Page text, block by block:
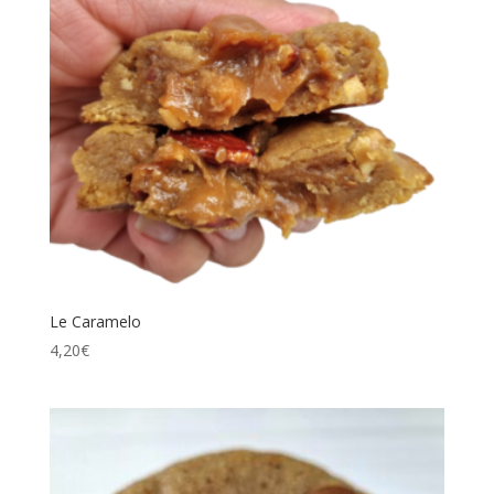
Le Caramelo
4,20€